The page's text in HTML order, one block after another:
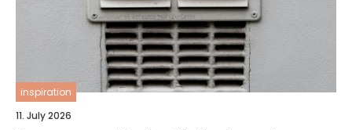
inspiration
11. July 2026